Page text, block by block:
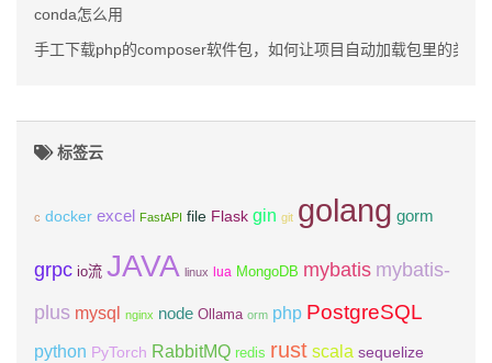
conda怎么用
手工下载php的composer软件包，如何让项目自动加载包里的类
标签云
c docker excel FastAPI file Flask gin git golang gorm
grpc io流 JAVA linux lua MongoDB mybatis mybatis-
plus mysql nginx node Ollama orm php PostgreSQL
python PyTorch RabbitMQ redis rust scala sequelize